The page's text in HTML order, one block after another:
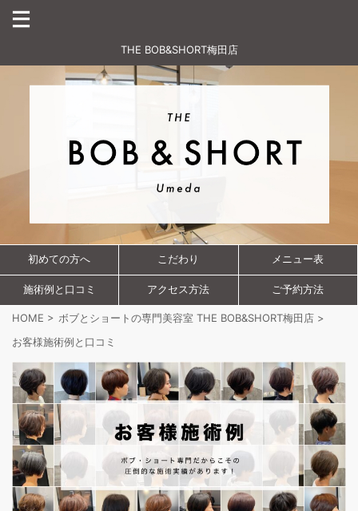
THE BOB&SHORT梅田店
初めての方へ こだわり メニュー表
施術例と口コミ アクセス方法 ご予約方法
HOME > ボブとショートの専門美容室 THE BOB&SHORT梅田店 >
お客様施術例と口コミ